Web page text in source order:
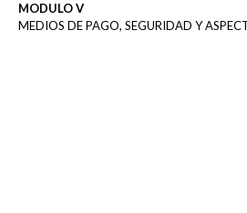
MODULO V
MEDIOS DE PAGO, SEGURIDAD Y